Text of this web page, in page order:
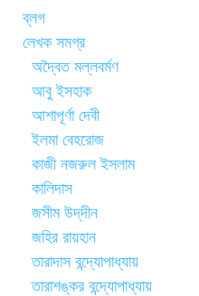
ব্লগ
লেখক সমগ্র
অদ্বৈত মল্লবর্মণ
আবু ইসহাক
আশাপূর্ণা দেবী
ইলমা বেহরোজ
কাজী নজরুল ইসলাম
কালিদাস
জসীম উদ্‌দীন
জহির রায়হান
তারাদাস বন্দ্যোপাধ্যায়
তারাশঙ্কর বন্দ্যোপাধ্যায়